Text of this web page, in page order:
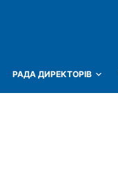
РАДА ДИРЕКТОРІВ